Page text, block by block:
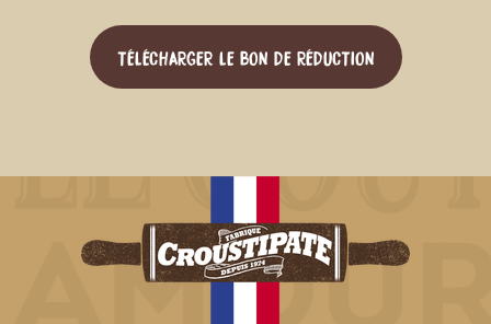
TÉLÉCHARGER LE BON DE RÉDUCTION